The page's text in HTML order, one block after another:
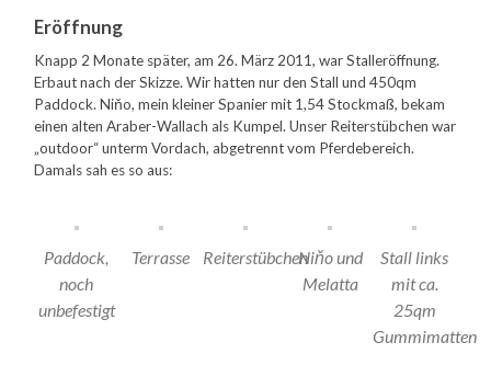
Eröffnung
Knapp 2 Monate später, am 26. März 2011, war Stalleröffnung.
Erbaut nach der Skizze. Wir hatten nur den Stall und 450qm
Paddock. Niňo, mein kleiner Spanier mit 1,54 Stockmaß, bekam
einen alten Araber-Wallach als Kumpel. Unser Reiterstübchen war
„outdoor“ unterm Vordach, abgetrennt vom Pferdebereich.
Damals sah es so aus:
Paddock,
noch
unbefestigt
Terrasse ReiterstübchenNiňo und
Melatta
Stall links
mit ca.
25qm
Gummimatten